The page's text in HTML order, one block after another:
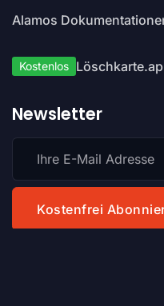
Alamos
Kostenlos
Newsletter